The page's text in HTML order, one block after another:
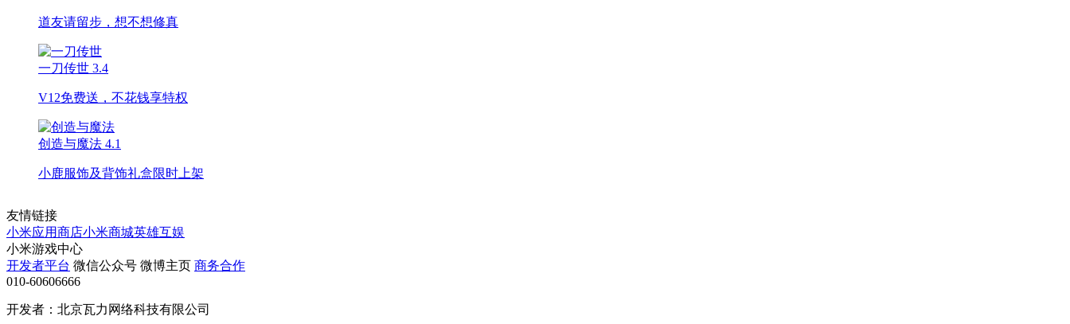
道友请留步，想不想修真
一刀传世 3.4
V12免费送，不花钱享特权
创造与魔法 4.1
小鹿服饰及背饰礼盒限时上架
友情链接
小米应用商店小米商城英雄互娱
小米游戏中心
开发者平台 微信公众号 微博主页 商务合作
010-60606666
开发者：北京瓦力网络科技有限公司